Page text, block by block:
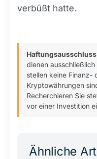
verbüßt hatte.
dienen
stellen keine Finanz-
Kryptowährungen
Recherchieren Sie
vor einer Investition
Ähnliche